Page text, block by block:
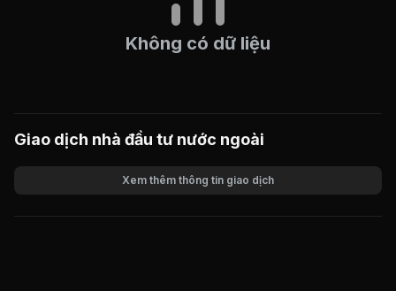
Không có dữ liệu
Giao dịch nhà đầu tư nước ngoài
Xem thêm thông tin giao dịch